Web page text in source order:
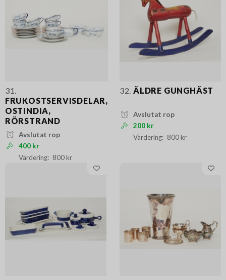
31.
FRUKOSTSERVISDELAR,
OSTINDIA,
RÖRSTRAND
Avslutat rop
400 kr
800 kr
32. ÄLDRE GUNGHÄST
Avslutat rop
200 kr
800 kr